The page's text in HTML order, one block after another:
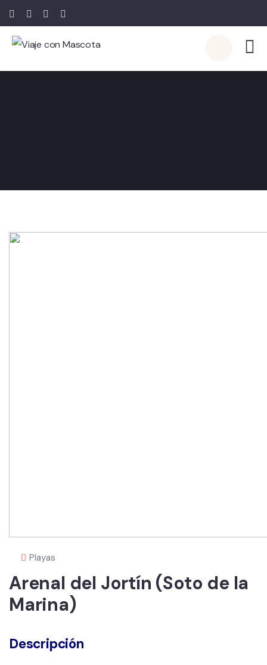
Playas
Arenal del Jortín (Soto de la
Marina)
Descripción